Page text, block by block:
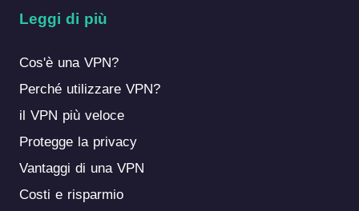
Leggi di più
Cos'è una VPN?
Perché utilizzare VPN?
il VPN più veloce
Protegge la privacy
Vantaggi di una VPN
Costi e risparmio